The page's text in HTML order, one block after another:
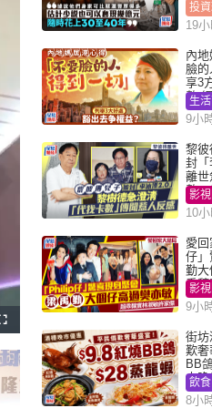
F
u
l
c
r
e
e
投
19
內
臉的
享3
數
生
9小
黎彼
封「
離世
數」
影視
10
愛
仔
勤
乖黐
影視
9小
街坊
歎奢
BB
大晚
飲食
8小